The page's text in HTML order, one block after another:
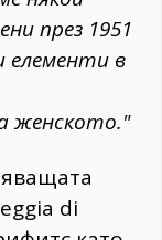
през 1951
елементи в
женското."
di